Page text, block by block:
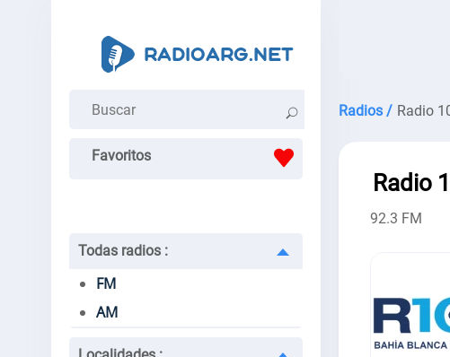
Favoritos
Todas radios :
FM
AM
Radios / Radio
Radio
92.3 FM